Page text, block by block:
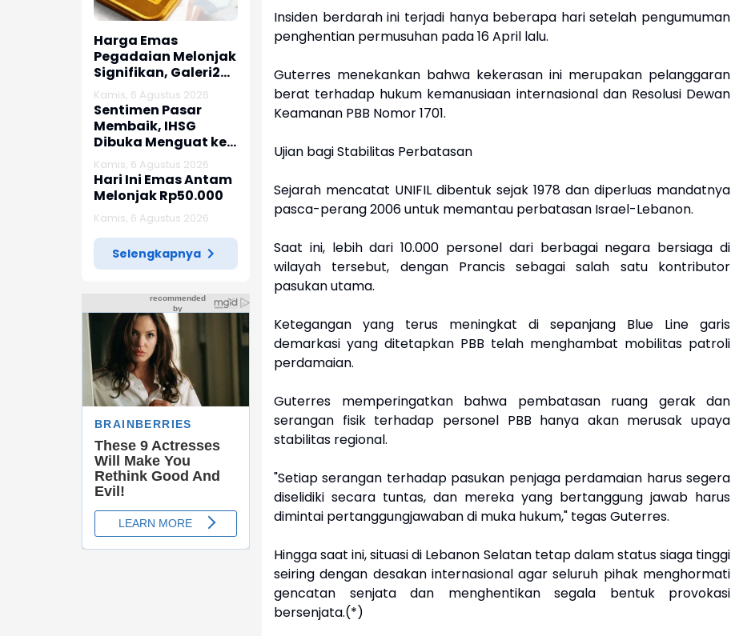
Harga Emas
Pegadaian Melonjak
Signifikan, Galeri24
dan UBS Lanjutkan
Tren Positif
Kamis, 6 Agustus 2026
Sentimen Pasar
Membaik, IHSG
Dibuka Menguat ke
Level 6.379
Kamis, 6 Agustus 2026
Hari Ini Emas Antam
Melonjak Rp50.000
Kamis, 6 Agustus 2026
Selengkapnya
Insiden berdarah ini terjadi hanya beberapa hari setelah pengumuman
penghentian permusuhan pada 16 April lalu.
Guterres menekankan bahwa kekerasan ini merupakan pelanggaran
berat terhadap hukum kemanusiaan internasional dan Resolusi Dewan
Keamanan PBB Nomor 1701.
Ujian bagi Stabilitas Perbatasan
Sejarah mencatat UNIFIL dibentuk sejak 1978 dan diperluas mandatnya
pasca-perang 2006 untuk memantau perbatasan Israel-Lebanon.
Saat ini, lebih dari 10.000 personel dari berbagai negara bersiaga di
wilayah tersebut, dengan Prancis sebagai salah satu kontributor
pasukan utama.
Ketegangan yang terus meningkat di sepanjang Blue Line garis
demarkasi yang ditetapkan PBB telah menghambat mobilitas patroli
perdamaian.
Guterres memperingatkan bahwa pembatasan ruang gerak dan
serangan fisik terhadap personel PBB hanya akan merusak upaya
stabilitas regional.
"Setiap serangan terhadap pasukan penjaga perdamaian harus segera
diselidiki secara tuntas, dan mereka yang bertanggung jawab harus
dimintai pertanggungjawaban di muka hukum," tegas Guterres.
Hingga saat ini, situasi di Lebanon Selatan tetap dalam status siaga tinggi
seiring dengan desakan internasional agar seluruh pihak menghormati
gencatan senjata dan menghentikan segala bentuk provokasi
bersenjata.(*)